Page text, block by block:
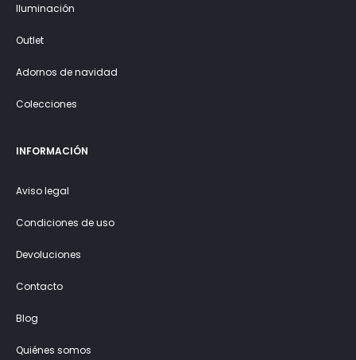
Iluminación
Outlet
Adornos de navidad
Colecciones
INFORMACIÓN
Aviso legal
Condiciones de uso
Devoluciones
Contacto
Blog
Quiénes somos